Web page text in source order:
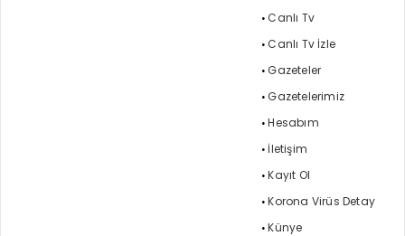
Canlı Tv
Canlı Tv İzle
Gazeteler
Gazetelerimiz
Hesabım
İletişim
Kayıt Ol
Korona Virüs Detay
Künye